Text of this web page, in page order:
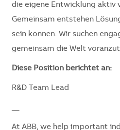
die eigene Entwicklung aktiv
Gemeinsam entstehen
sein können. Wir suchen
gemeinsam die Welt
Diese Position berichtet an:
R&D Team Lead
At ABB, we help important